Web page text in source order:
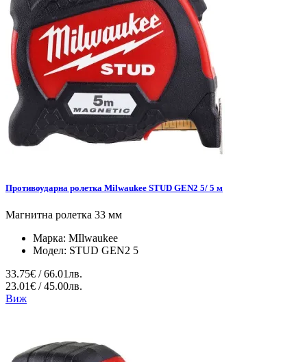
Противоударна ролетка Milwaukee STUD GEN2 5/ 5 м
Mагнитна ролетка 33 мм
Марка: MIlwaukee
Модел: STUD GEN2 5
33.75€ / 66.01лв.
23.01€ / 45.00лв.
Виж